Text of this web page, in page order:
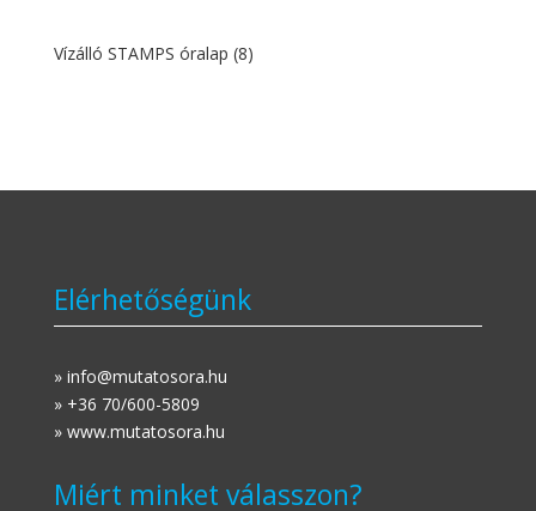
Vízálló STAMPS óralap (8)
Elérhetőségünk
» info@mutatosora.hu
» +36 70/600-5809
» www.mutatosora.hu
Miért minket válasszon?